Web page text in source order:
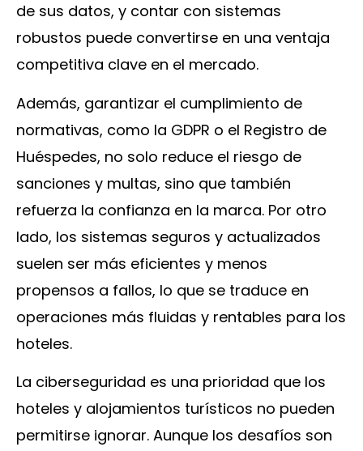
de sus datos, y contar con sistemas
robustos puede convertirse en una ventaja
competitiva clave en el mercado.
Además, garantizar el cumplimiento de
normativas, como la GDPR o el Registro de
Huéspedes, no solo reduce el riesgo de
sanciones y multas, sino que también
refuerza la confianza en la marca. Por otro
lado, los sistemas seguros y actualizados
suelen ser más eficientes y menos
propensos a fallos, lo que se traduce en
operaciones más fluidas y rentables para los
hoteles.
La ciberseguridad es una prioridad que los
hoteles y alojamientos turísticos no pueden
permitirse ignorar. Aunque los desafíos son